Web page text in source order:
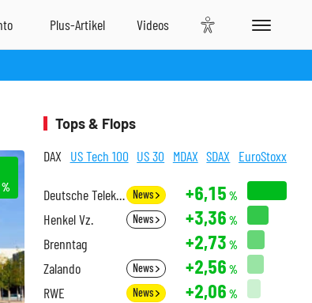
%
Tops & Flops
DAX US Tech 100 US 30 MDAX SDAX EuroStoxx
Deutsche Telekom News +6,15 %
Henkel Vz. News +3,36 %
Brenntag +2,73 %
Zalando News +2,56 %
RWE News +2,06 %